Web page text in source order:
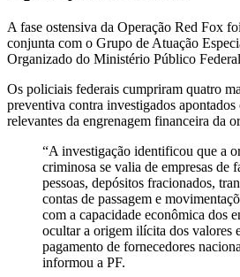
A fase ostensiva da Operação Red Fox
conjunta com o Grupo de Atuação
Organizado do Ministério Público
Os policiais federais cumpriram quatro
preventiva contra investigados apontados
relevantes da engrenagem financeira da
“A investigação identificou que a
criminosa se valia de empresas de
pessoas, depósitos fracionados,
contas de passagem e
com a capacidade econômica dos
ocultar a origem ilícita dos valores
pagamento de fornecedores
informou a PF.